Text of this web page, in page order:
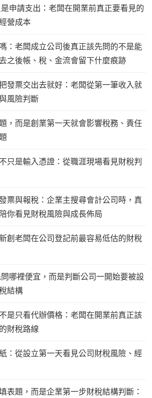
申請支出：老闆在開業前真正要看見的
營成本
：老闆成立公司後真正該先問的不是能
之後帳、稅、金流會留下什麼痕跡
發票交出去就好：老闆從第一筆收入就
風險判斷
，而是創業第一天就會影響稅務、責任
只是輸入憑證：從職涯現場看見財稅判
票與報稅：企業主搜尋會計公司時，真
你看見財稅風險與成長佈局
創老闆在公司登記前最容易低估的財稅
哪裡便宜，而是判斷公司一開始要被設
結構
是只看代辦價格：老闆在開業前真正該
財稅路線
：從設立第一天看見公司財稅風險、經
表題，而是企業第一步財稅結構判斷：